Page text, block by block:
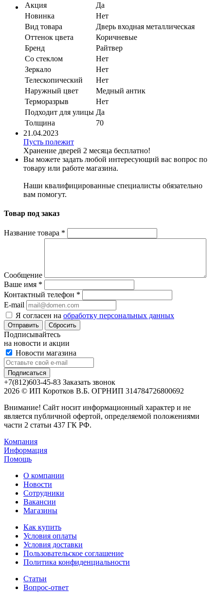
Акция
Да
Новинка
Нет
Вид товара
Дверь входная металлическая
Оттенок цвета
Коричневые
Бренд
Райтвер
Со стеклом
Нет
Зеркало
Нет
Телескопический
Нет
Наружный цвет
Медный антик
Терморазрыв
Нет
Подходит для улицы Да
Толщина
70
21.04.2023
Пусть полежит
Хранение дверей 2 месяца бесплатно!
Вы можете задать любой интересующий вас вопрос по
товару или работе магазина.
Наши квалифицированные специалисты обязательно
вам помогут.
Товар под заказ
Название товара *
Сообщение
Ваше имя *
Контактный телефон *
E-mail
Я согласен на обработку персональных данных
Сбросить
Подписывайтесь
на новости и акции
Новости магазина
+7(812)603-45-83 Заказать звонок
2026 © ИП Коротков В.Б. ОГРНИП 314784726800692
Внимание! Сайт носит информационный характер и не
является публичной офертой, определяемой положениями
части 2 статьи 437 ГК РФ.
Компания
Информация
Помощь
О компании
Новости
Сотрудники
Вакансии
Магазины
Как купить
Условия оплаты
Условия доставки
Пользовательское соглашение
Политика конфиденциальности
Статьи
Вопрос-ответ